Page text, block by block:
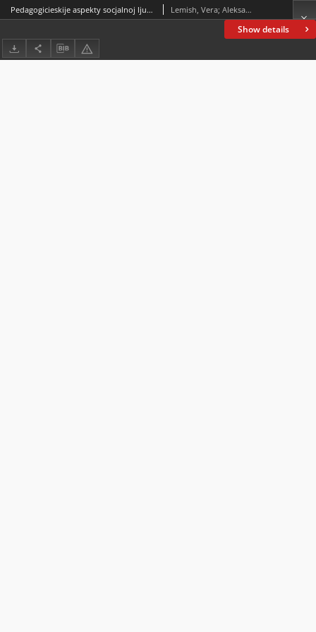
Show details
Pedagogicieskije aspekty socjalnoj ljudej osusiestwljajusiaih uhod za rodstwiennikami, bolnymi demenciej Lemish, Vera; Aleksandrova, Nataliya